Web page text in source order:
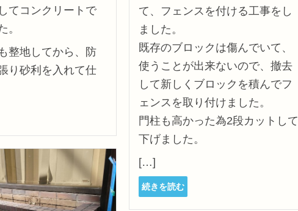
てコンクリートで
。
整地してから、防
り砂利を入れて仕
て、フェンスを付ける工事をし
ました。
既存のブロックは傷んでいて、
使うことが出来ないので、撤去
して新しくブロックを積んでフ
ェンスを取り付けました。
門柱も高かった為2段カットして
下げました。
[…]
続きを読む